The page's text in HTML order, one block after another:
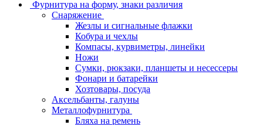
Фурнитура на форму, знаки различия
Снаряжение
Жезлы и сигнальные флажки
Кобура и чехлы
Компасы, курвиметры, линейки
Ножи
Сумки, рюкзаки, планшеты и несессеры
Фонари и батарейки
Хозтовары, посуда
Аксельбанты, галуны
Металлофурнитура
Бляха на ремень